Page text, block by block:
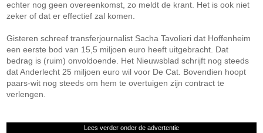
echter nog geen overeenkomst, zo meldt de krant. Het is ook niet
zeker of dat er effectief zal komen.
Gisteren schreef transferjournalist Sacha Tavolieri dat Hoffenheim
een eerste bod van 15,5 miljoen euro heeft uitgebracht. Dat
bedrag is (ruim) onvoldoende. Het Nieuwsblad schrijft nog steeds
dat Anderlecht 25 miljoen euro wil voor De Cat. Bovendien hoopt
paars-wit nog steeds om hem te overtuigen zijn contract te
verlengen.
Lees verder onder de advertentie